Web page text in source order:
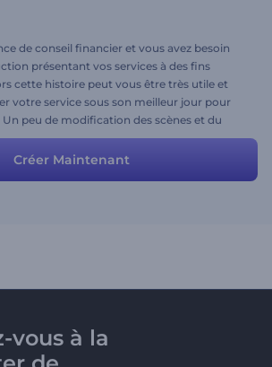
de conseil financier et vous avez besoin
présentant vos services à des fins
cette histoire peut vous être très utile et
votre service sous son meilleur jour pour
peu de modification des scènes et du
requis de votre part pour présenter votre
aujourd'hui.
Créer Maintenant
vous à la